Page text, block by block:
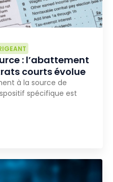
: l’abattement
courts évolue
à la source de
spécifique est